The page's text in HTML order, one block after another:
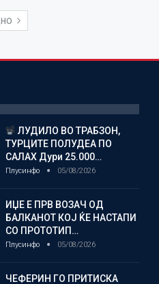
ЛУДИЛО ВО ТРАБЗОН,
ТУРЦИТЕ ПОЛУДЕА ПО
САЛАХ Дури 25.000…
Плусинфо 05/08/2026
ИЏЕ Е ПРВ ВОЗАЧ ОД
БАЛКАНОТ КОЈ ЌЕ НАСТАПИ
СО ПРОТОТИП…
Плусинфо 05/08/2026
ЧЕФЕРИН ГО ПРИТИСКА